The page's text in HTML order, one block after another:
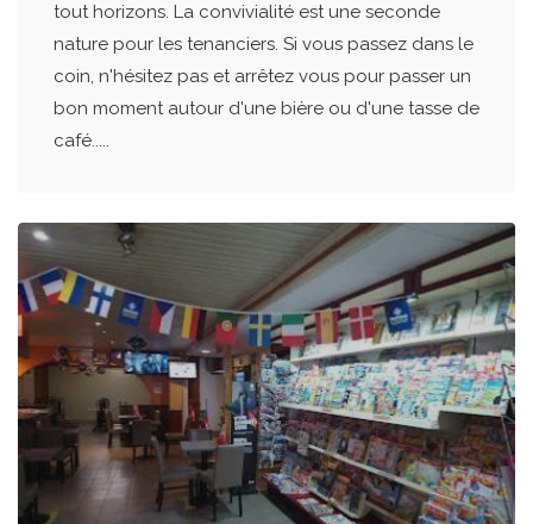
tout horizons. La convivialité est une seconde
nature pour les tenanciers. Si vous passez dans le
coin, n'hésitez pas et arrêtez vous pour passer un
bon moment autour d'une bière ou d'une tasse de
café.....